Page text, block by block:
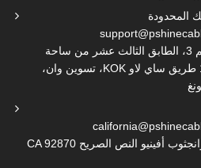
المحدودة
إضافة: وحدة المكتب رقم 3، الطابق الثالث عشر من ساحة
جراند سيتي، أرقام 1-17 طريق ساي لاو KOK، تسوين وان،
إضافة: 181D ويست أورانجثوب أفينيو النص الصريح CA 92870